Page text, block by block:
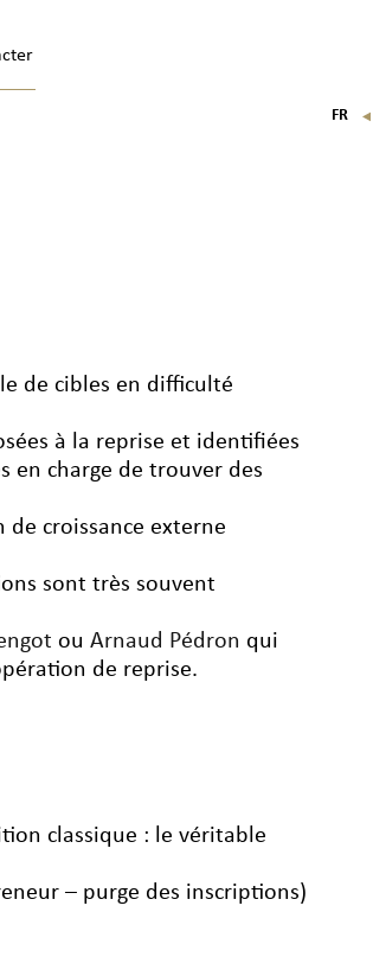
FR ▼
de cibles en difficulté
à la reprise et identifiées
en charge de trouver des
croissance externe
sont très souvent
ouArnaud Pédron qui
de reprise.
classique : le véritable
– purge des inscriptions)